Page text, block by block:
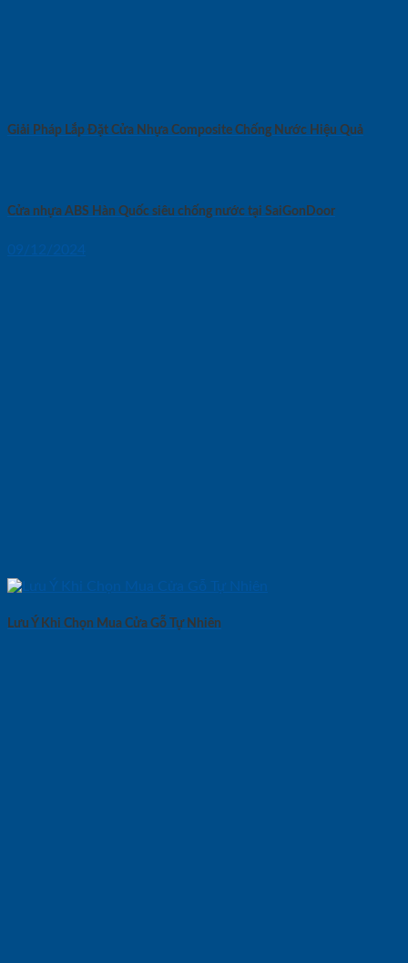
Giải Pháp Lắp Đặt Cửa Nhựa Composite Chống Nước Hiệu Quả
Cửa nhựa ABS Hàn Quốc siêu chống nước tại SaiGonDoor
09/12/2024
Lưu Ý Khi Chọn Mua Cửa Gỗ Tự Nhiên